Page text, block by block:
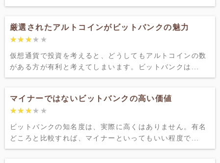
厳選されたアルトコインがビットバンクの魅力
★★★★★
★★★★★
仮想通貨で投資を考えると、どうしてもアルトコインの数
がある方が有利と考えてしまいます。ビットバンクは...
マイナーではないビットバンクの高い価値
★★★★★
★★★★★
ビットバンクの知名度は、実際に高くはありません。有名
どころと比較すれば、マイナーといってもいい程度で...